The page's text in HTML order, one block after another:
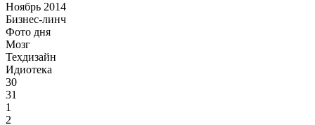
Ноябрь 2014
Бизнес-линч
Фото дня
Мозг
Техдизайн
Идиотека
30
31
1
2